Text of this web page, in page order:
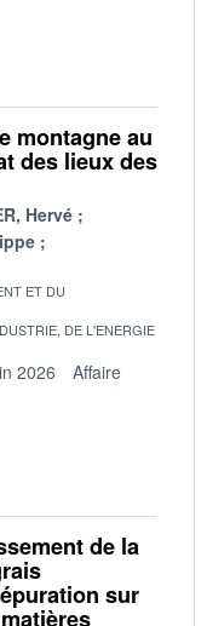
montagne au
des lieux des
Hervé
ET DU
DE L'ENERGIE
2026
Affaire
de la
sur